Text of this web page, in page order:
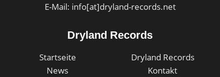
E-Mail: info[at]dryland-records.net
Dryland Records
Startseite
News
Dryland Records
Kontakt